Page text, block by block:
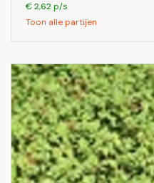
€ 2,62 p/s
Toon alle partijen